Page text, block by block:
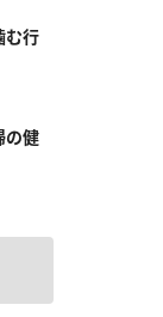
む行
の健